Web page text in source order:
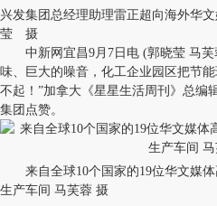
兴发集团总经理助理雷正超向海外华
莹 摄
中新网宜昌9月7日电 (郭晓莹 马芙
味、巨大的噪音，化工企业园区把节
不起！”加拿大《星星生活周刊》总编
集团点赞。
来自全球10个国家的19位华文媒
生产车间 马芙蓉 摄